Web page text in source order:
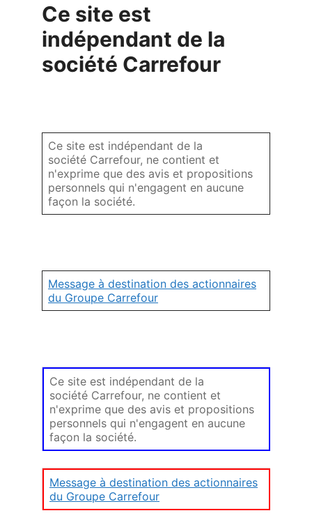
Ce site est
indépendant de la
société Carrefour
Ce site est indépendant de la
société Carrefour, ne contient et
n'exprime que des avis et propositions
personnels qui n'engagent en aucune
façon la société.
Message à destination des actionnaires
du Groupe Carrefour
Ce site est indépendant de la
société Carrefour, ne contient et
n'exprime que des avis et propositions
personnels qui n'engagent en aucune
façon la société.
Message à destination des actionnaires
du Groupe Carrefour